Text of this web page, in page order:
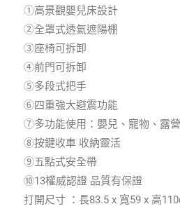
①高景觀嬰兒床設計
②全罩式透氣遮陽棚
③座椅可拆卸
④前門可拆卸
⑤多段式把手
⑥四重強大避震功能
⑦多功能使用：嬰兒、寵物、露
⑧按鍵收車 收納靈活
⑨五點式安全帶
⑩13權威認證 品質有保證
打開尺寸 ：長83.5 x 寬59 x 高